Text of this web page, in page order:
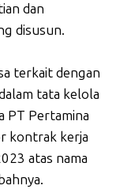
dan
disusun.
terkait dengan
tata kelola
PT Pertamina
kontrak kerja
atas nama